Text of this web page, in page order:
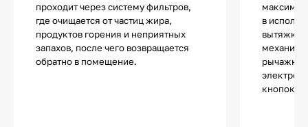
проходит через систему фильтров,
где очищается от частиц жира,
продуктов горения и неприятных
запахов, после чего возвращается
обратно в помещение.
в
вытяжки
кнопок и